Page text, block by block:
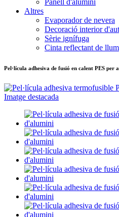
Altres
Evaporador de nevera
Decoració interior
Sèrie ignífuga
Cinta reflectant de llum
Pel·lícula adhesiva de fusió en calent PES per